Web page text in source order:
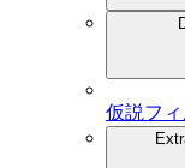
仮説フ